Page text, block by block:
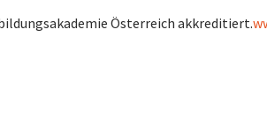
Österreich akkreditiert.